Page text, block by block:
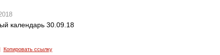
календарь 30.09.18
Копировать ссылку